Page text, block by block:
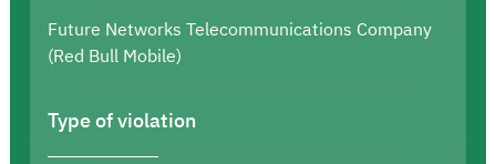
Future Networks Telecommunications Company
(Red Bull Mobile)
Type of violation